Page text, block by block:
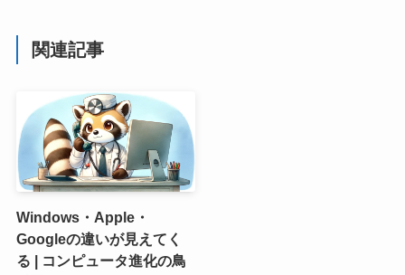
関連記事
Windows・Apple・
Googleの違いが見えてく
る | コンピュータ進化の鳥